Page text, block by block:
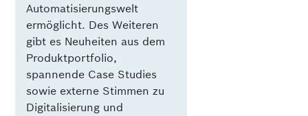
Automatisierungswelt
ermöglicht. Des Weiteren
gibt es Neuheiten aus dem
Produktportfolio,
spannende Case Studies
sowie externe Stimmen zu
Digitalisierung und